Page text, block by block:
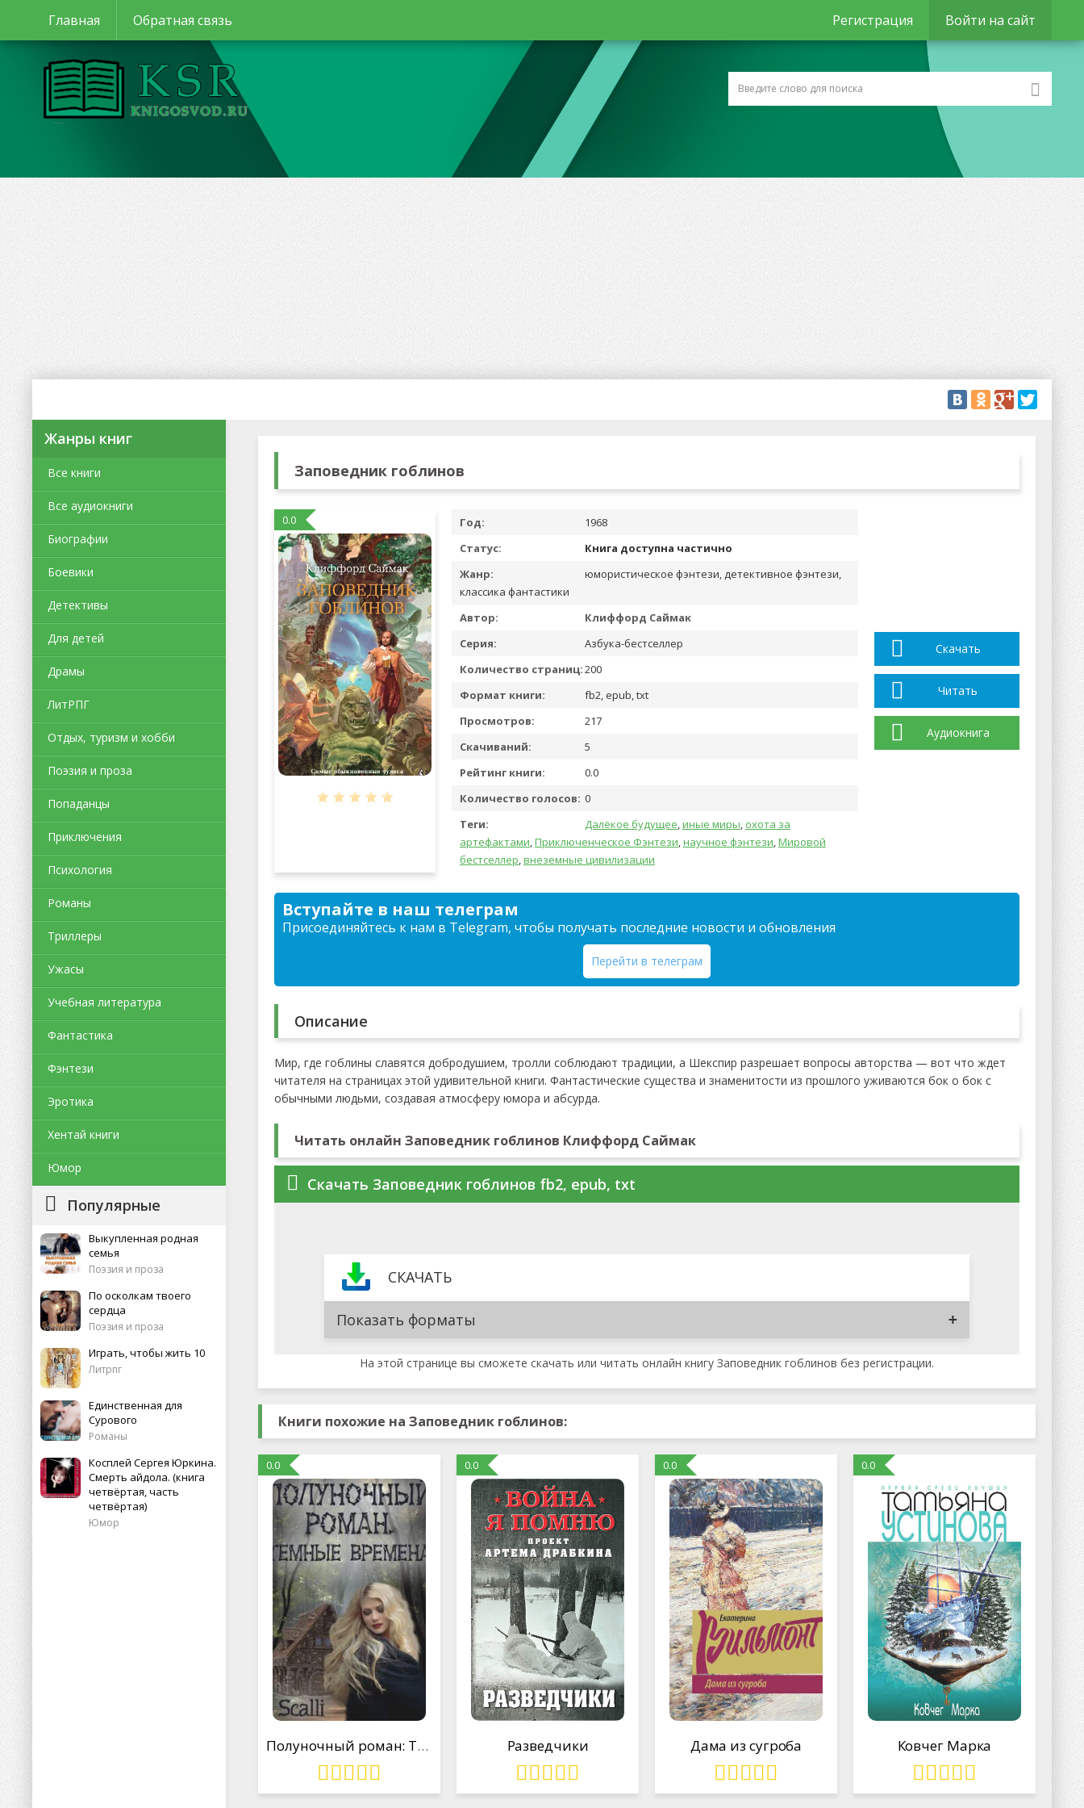
Главная Обратная связь Регистрация Войти на сайт
Жанры книг
Все книги
Все аудиокниги
Биографии
Боевики
Детективы
Для детей
Драмы
ЛитРПГ
Отдых, туризм и хобби
Поэзия и проза
Попаданцы
Приключения
Психология
Романы
Триллеры
Ужасы
Учебная литература
Фантастика
Фэнтези
Эротика
Хентай книги
Юмор
Популярные
Выкупленная родная
семья
Поэзия и проза
По осколкам твоего
сердца
Поэзия и проза
Играть, чтобы жить 10
Литрпг
Единственная для
Сурового
Романы
Косплей Сергея Юркина.
Смерть айдола. (книга
четвёртая, часть
четвёртая)
Юмор
Заповедник гоблинов
0.0 Год:
1968
Статус:
Книга доступна частично
Жанр:
юмористическое фэнтези, детективное фэнтези,
классика фантастики
Автор:
Клиффорд Саймак
Серия:
Азбука-бестселлер
Количество страниц:200
Формат книги:
fb2, epub, txt
Просмотров:
217
Скачиваний:
5
Рейтинг книги:
0.0
Количество голосов: 0
Теги:
Далёкое будущее,иные миры, охота за
артефактами,Приключенческое Фэнтези,научное фэнтези,Мировой
бестселлер,внеземные цивилизации
Скачать
Читать
Аудиокнига
Вступайте в наш телеграм
Присоединяйтесь к нам в Telegram, чтобы получать последние новости и обновления
Перейти в телеграм
Описание
Мир, где гоблины славятся добродушием, тролли соблюдают традиции, а Шекспир разрешает вопросы авторства — вот что ждет
читателя на страницах этой удивительной книги. Фантастические существа и знаменитости из прошлого уживаются бок о бок с
обычными людьми, создавая атмосферу юмора и абсурда.
Читать онлайн Заповедник гоблинов Клиффорд Саймак
Скачать Заповедник гоблинов fb2, epub, txt
СКАЧАТЬ
Показать форматы
На этой странице вы сможете скачать или читать онлайн книгу Заповедник гоблинов без регистрации.
Книги похожие на Заповедник гоблинов:
0.0
Полуночный роман: Тёмные века
0.0
Разведчики
0.0
Дама из сугроба
0.0
Ковчег Марка